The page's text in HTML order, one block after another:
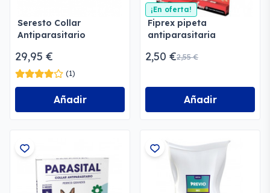
Seresto Collar
Antiparasitario
29,95 €
(1)
Añadir
¡En oferta!
Fiprex pipeta
antiparasitaria
2,50 €2,55 €
Añadir